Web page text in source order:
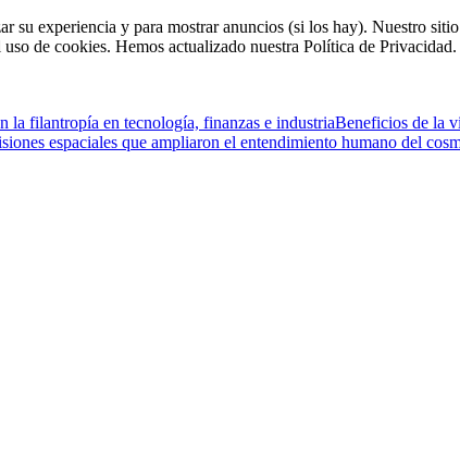
su experiencia y para mostrar anuncios (si los hay). Nuestro
de cookies. Hemos actualizado nuestra Política de
la filantropía en tecnología, finanzas e industriaBeneficios de la
espaciales que ampliaron el entendimiento humano del